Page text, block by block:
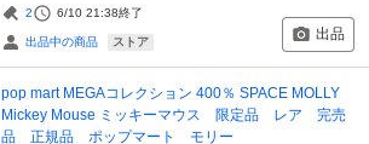
2 6/10 21:38終了
出品中の商品 ストア 出品
pop mart MEGAコレクション 400％ SPACE MOLLY
Mickey Mouse ミッキーマウス 限定品 レア 完売
品 正規品 ポップマート モリー